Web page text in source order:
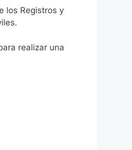
los Registros y
realizar una